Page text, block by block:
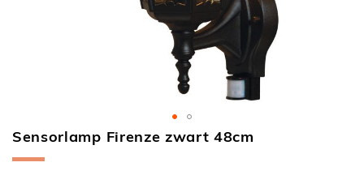
Ga
naar
Sensorlamp Firenze zwart 48cm